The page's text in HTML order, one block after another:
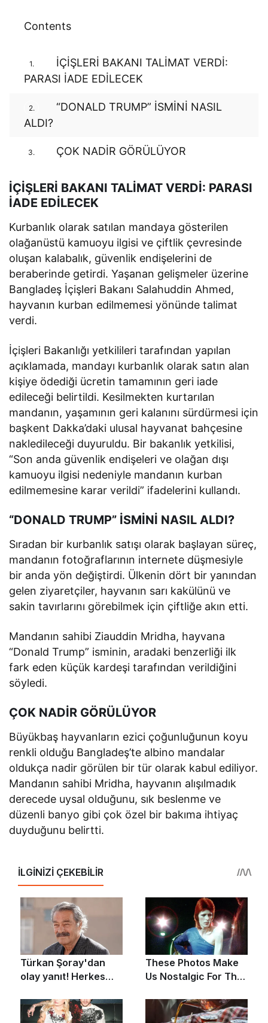
Contents
1.
İÇİŞLERİ BAKANI TALİMAT VERDİ:
PARASI İADE EDİLECEK
2.
“DONALD TRUMP” İSMİNİ NASIL
ALDI?
3. ÇOK NADİR GÖRÜLÜYOR
İÇİŞLERİ BAKANI TALİMAT VERDİ: PARASI
İADE EDİLECEK
Kurbanlık olarak satılan mandaya gösterilen
olağanüstü kamuoyu ilgisi ve çiftlik çevresinde
oluşan kalabalık, güvenlik endişelerini de
beraberinde getirdi. Yaşanan gelişmeler üzerine
Bangladeş İçişleri Bakanı Salahuddin Ahmed,
hayvanın kurban edilmemesi yönünde talimat
verdi.
İçişleri Bakanlığı yetkilileri tarafından yapılan
açıklamada, mandayı kurbanlık olarak satın alan
kişiye ödediği ücretin tamamının geri iade
edileceği belirtildi. Kesilmekten kurtarılan
mandanın, yaşamının geri kalanını sürdürmesi için
başkent Dakka’daki ulusal hayvanat bahçesine
nakledileceği duyuruldu. Bir bakanlık yetkilisi,
“Son anda güvenlik endişeleri ve olağan dışı
kamuoyu ilgisi nedeniyle mandanın kurban
edilmemesine karar verildi” ifadelerini kullandı.
“DONALD TRUMP” İSMİNİ NASIL ALDI?
Sıradan bir kurbanlık satışı olarak başlayan süreç,
mandanın fotoğraflarının internete düşmesiyle
bir anda yön değiştirdi. Ülkenin dört bir yanından
gelen ziyaretçiler, hayvanın sarı kakülünü ve
sakin tavırlarını görebilmek için çiftliğe akın etti.
Mandanın sahibi Ziauddin Mridha, hayvana
“Donald Trump” isminin, aradaki benzerliği ilk
fark eden küçük kardeşi tarafından verildiğini
söyledi.
ÇOK NADİR GÖRÜLÜYOR
Büyükbaş hayvanların ezici çoğunluğunun koyu
renkli olduğu Bangladeş’te albino mandalar
oldukça nadir görülen bir tür olarak kabul ediliyor.
Mandanın sahibi Mridha, hayvanın alışılmadık
derecede uysal olduğunu, sık beslenme ve
düzenli banyo gibi çok özel bir bakıma ihtiyaç
duyduğunu belirtti.